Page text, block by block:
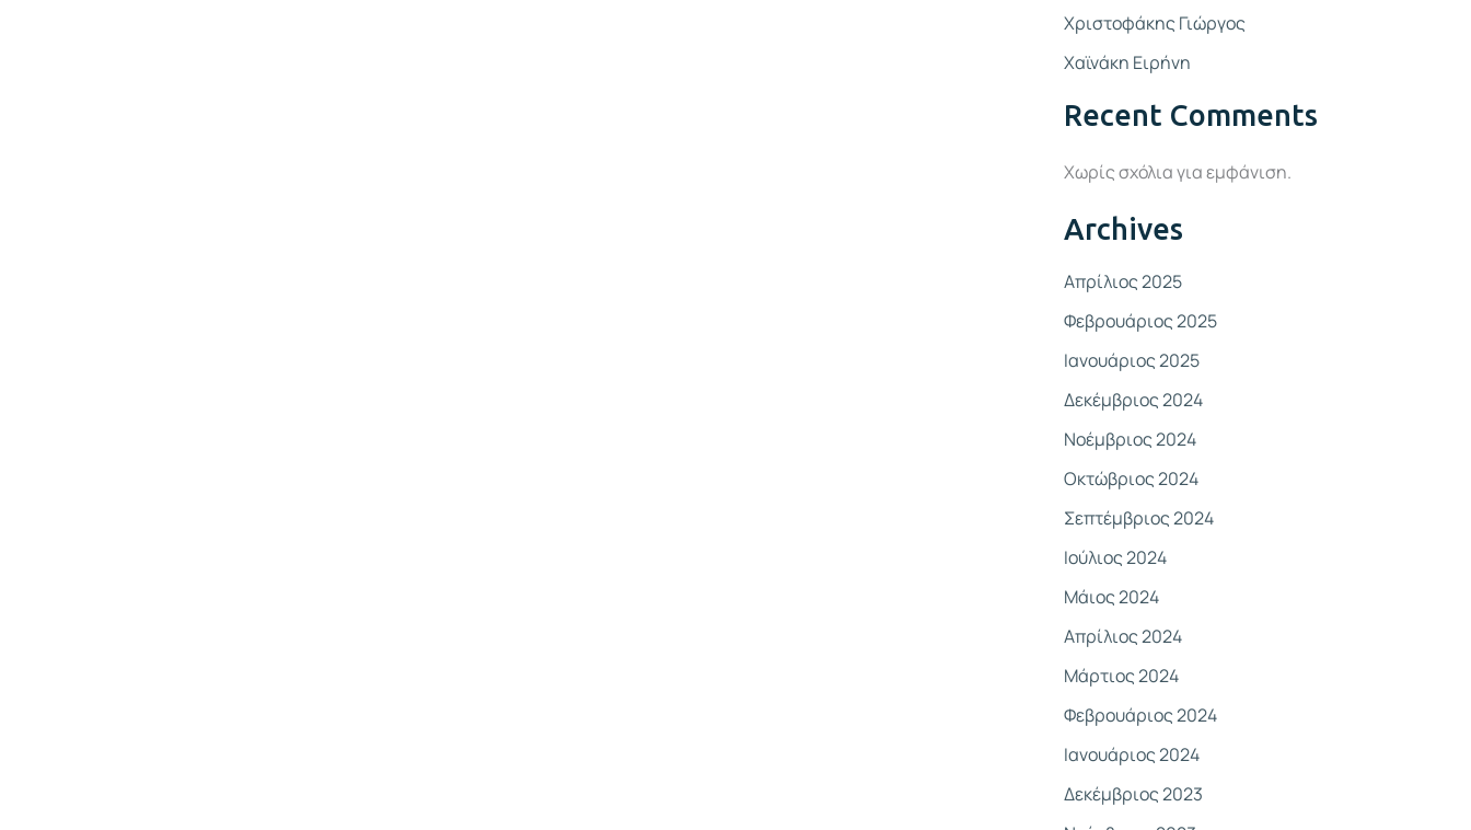
Χριστοφάκης Γιώργος
Χαϊνάκη Ειρήνη
Recent Comments
Χωρίς σχόλια για εμφάνιση.
Archives
Απρίλιος 2025
Φεβρουάριος 2025
Ιανουάριος 2025
Δεκέμβριος 2024
Νοέμβριος 2024
Οκτώβριος 2024
Σεπτέμβριος 2024
Ιούλιος 2024
Μάιος 2024
Απρίλιος 2024
Μάρτιος 2024
Φεβρουάριος 2024
Ιανουάριος 2024
Δεκέμβριος 2023